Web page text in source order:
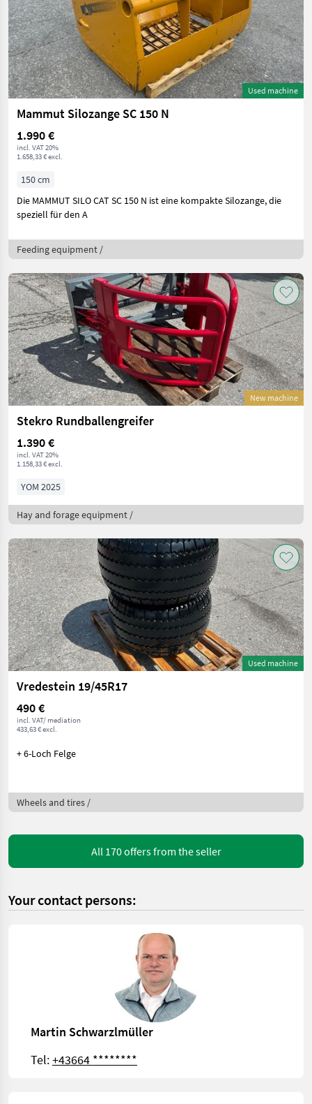
Used machine
Mammut Silozange SC 150 N
1.990 €
incl. VAT 20%
1.658,33 € excl.
150 cm
Die MAMMUT SILO CAT SC 150 N ist eine kompakte Silozange, die
speziell für den A
Feeding equipment /
New machine
Stekro Rundballengreifer
1.390 €
incl. VAT 20%
1.158,33 € excl.
YOM 2025
Hay and forage equipment /
Used machine
Vredestein 19/45R17
490 €
incl. VAT/ mediation
433,63 € excl.
+ 6-Loch Felge
Wheels and tires /
All 170 offers from the seller
Your contact persons:
Martin Schwarzlmüller
Tel:+43664 ********